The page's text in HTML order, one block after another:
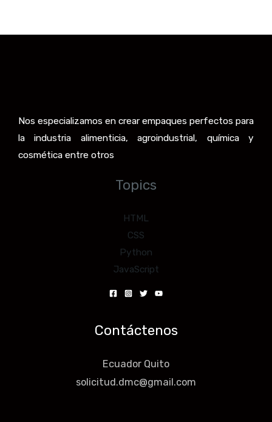
Nos especializamos en crear empaques perfectos para
la industria alimenticia, agroindustrial, química y
cosmética entre otros
Topics
HTML
CSS
Python
JavaScript
Contáctenos
Ecuador Quito
solicitud.dmc@gmail.com